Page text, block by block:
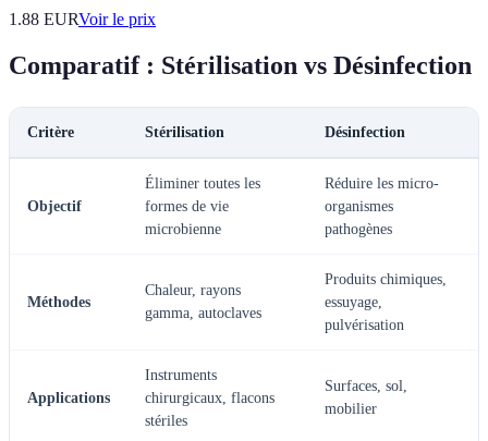
1.88 EURVoir le prix
Comparatif : Stérilisation vs Désinfection
Critère Stérilisation Désinfection
Objectif
Éliminer toutes les
formes de vie
microbienne
Réduire les micro-
organismes
pathogènes
Méthodes
Chaleur, rayons
gamma, autoclaves
Produits chimiques,
essuyage,
pulvérisation
Applications
Instruments
chirurgicaux, flacons
stériles
Surfaces, sol,
mobilier